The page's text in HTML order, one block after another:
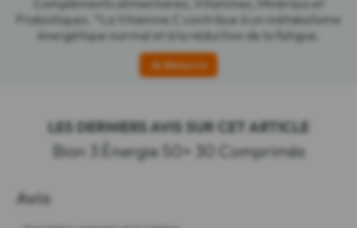
Probiotiques. *La Vitamine C contribue à un métabolisme
énergétique normal et à la réduction de la fatigue.
Je découvre
LES DERNIERS AVIS SUR CET ARTICLE
Bion 3 Énergie 50+ 30 Comprimés